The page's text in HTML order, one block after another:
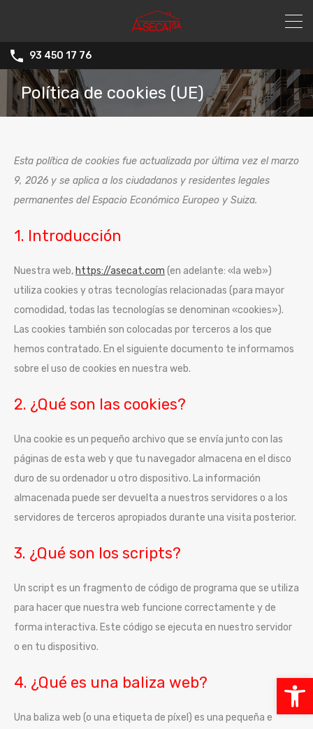
93 450 17 76
Política de cookies (UE)
Esta política de cookies fue actualizada por última vez el marzo
9, 2026 y se aplica a los ciudadanos y residentes legales
permanentes del Espacio Económico Europeo y Suiza.
1. Introducción
Nuestra web, https://asecat.com (en adelante: «la web»)
utiliza cookies y otras tecnologías relacionadas (para mayor
comodidad, todas las tecnologías se denominan «cookies»).
Las cookies también son colocadas por terceros a los que
hemos contratado. En el siguiente documento te informamos
sobre el uso de cookies en nuestra web.
2. ¿Qué son las cookies?
Una cookie es un pequeño archivo que se envía junto con las
páginas de esta web y que tu navegador almacena en el disco
duro de su ordenador u otro dispositivo. La información
almacenada puede ser devuelta a nuestros servidores o a los
servidores de terceros apropiados durante una visita posterior.
3. ¿Qué son los scripts?
Un script es un fragmento de código de programa que se utiliza
para hacer que nuestra web funcione correctamente y de
forma interactiva. Este código se ejecuta en nuestro servidor
o en tu dispositivo.
4. ¿Qué es una baliza web?
Una baliza web (o una etiqueta de píxel) es una pequeña e